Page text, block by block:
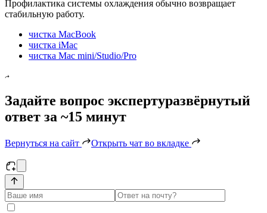
Профилактика системы охлаждения обычно возвращает
стабильную работу.
чистка MacBook
чистка iMac
чистка Mac mini/Studio/Pro
Задайте вопрос экспертуразвёрнутый
ответ за ~15 минут
Вернуться на сайт Открыть чат во вкладке